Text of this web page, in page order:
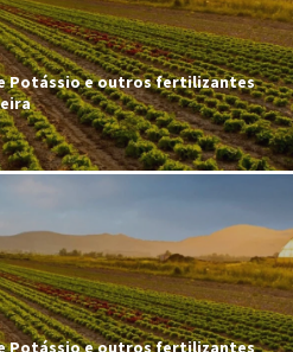
Potássio e outros fertilizantes
Potássio e outros fertilizantes